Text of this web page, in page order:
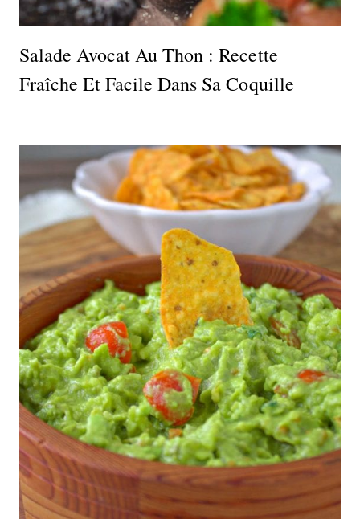
Salade Avocat Au Thon : Recette
Fraîche Et Facile Dans Sa Coquille